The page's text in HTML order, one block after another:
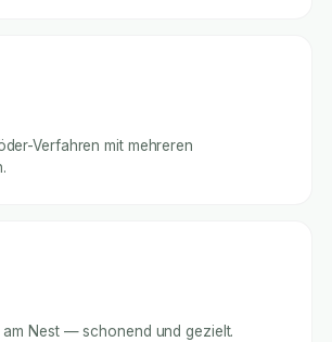
Verfahren mit mehreren
am Nest — schonend und gezielt.